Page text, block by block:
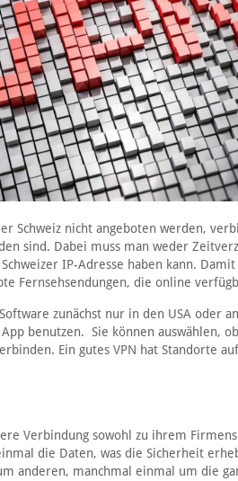
Schweiz nicht angeboten werden,
sind. Dabei muss man weder
IP-Adresse haben kann.
Fernsehsendungen, die online
zunächst nur in den USA oder
benutzen. Sie können auswählen,
Ein gutes VPN hat Standorte
Verbindung sowohl zu ihrem
die Daten, was die Sicherheit
anderen, manchmal einmal um die